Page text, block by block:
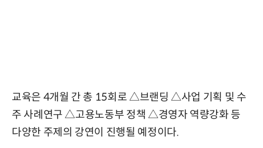
교육은 4개월 간 총 15회로 △브랜딩 △사업 기획 및 수
주 사례연구 △고용노동부 정책 △경영자 역량강화 등
다양한 주제의 강연이 진행될 예정이다.